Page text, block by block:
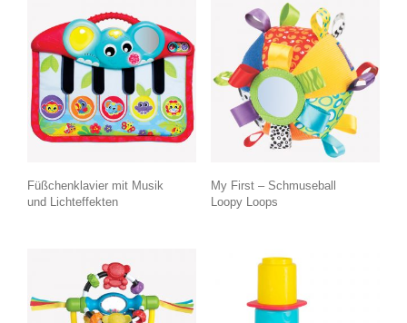
Füßchenklavier mit Musik
und Lichteffekten
My First – Schmuseball
Loopy Loops